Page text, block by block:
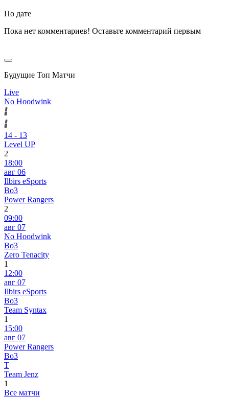
По дате
Пока нет комментариев! Оставьте комментарий первым
Будущие Топ Матчи
Live
No Hoodwink
14 - 13
Level UP
2
18:00
авг 06
Ilbirs eSports
Bo3
Power Rangers
2
09:00
авг 07
No Hoodwink
Bo3
Zero Tenacity
1
12:00
авг 07
Ilbirs eSports
Bo3
Team Syntax
1
15:00
авг 07
Power Rangers
Bo3
T
Team Jenz
1
Все матчи